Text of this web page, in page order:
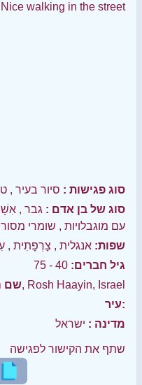
Nice walking in the street
סוג פגישות : סיור בעיר ,
סוג של בן אדם : גבר ,
עם מוגבלויות , שומרי
שפות: אנגלית , צָרְפָתִית ,
גיל חברים: 40 - 75
שםה' באייר, Rosh Haayin, Israel
עיר:
מדינה : ישראל
שתף את הקישור לפגישה